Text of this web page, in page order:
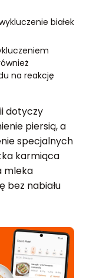
białek
na reakcję
dotyczy
piersią, a
specjalnych
karmiąca
mleka
bez nabiału